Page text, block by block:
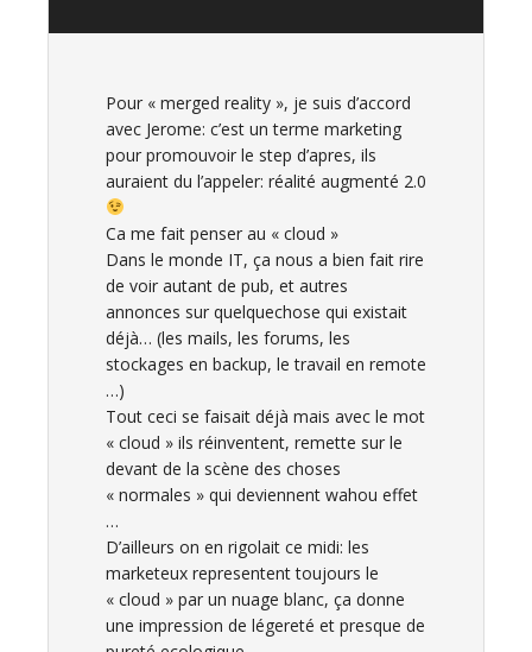
Pour « merged reality », je suis d’accord
avec Jerome: c’est un terme marketing
pour promouvoir le step d’apres, ils
auraient du l’appeler: réalité augmenté 2.0
Ca me fait penser au « cloud »
Dans le monde IT, ça nous a bien fait rire
de voir autant de pub, et autres
annonces sur quelquechose qui existait
déjà… (les mails, les forums, les
stockages en backup, le travail en remote
…)
Tout ceci se faisait déjà mais avec le mot
« cloud » ils réinventent, remette sur le
devant de la scène des choses
« normales » qui deviennent wahou effet
…
D’ailleurs on en rigolait ce midi: les
marketeux representent toujours le
« cloud » par un nuage blanc, ça donne
une impression de légereté et presque de